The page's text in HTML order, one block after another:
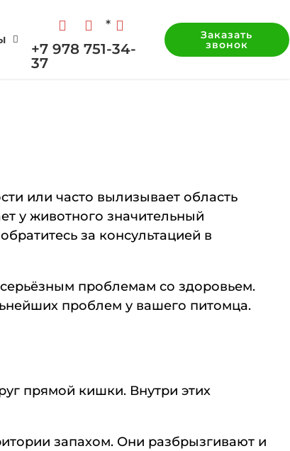
*
+7 978 751-34-
37
Заказать
звонок
или часто вылизывает область
у животного значительный
за консультацией в
проблемам со здоровьем.
проблем у вашего питомца.
прямой кишки. Внутри этих
запахом. Они разбрызгивают и